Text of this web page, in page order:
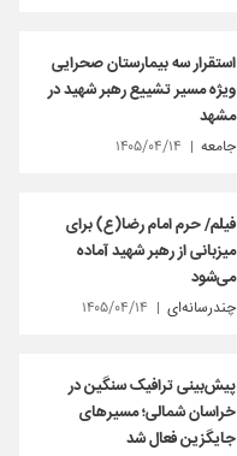
استقرار سه بیمارستان صحرایی
ویژه مسیر تشییع رهبر شهید در
مشهد
جامعه ۱۴۰۵/۰۴/۱۴
فیلم/ حرم امام رضا(ع) برای
میزبانی از رهبر شهید آماده
می‌شود
چندرسانه‌ای ۱۴۰۵/۰۴/۱۴
پیش‌بینی ترافیک سنگین در
خراسان شمالی؛ مسیرهای
جایگزین فعال شد